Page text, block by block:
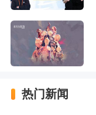
热门新闻